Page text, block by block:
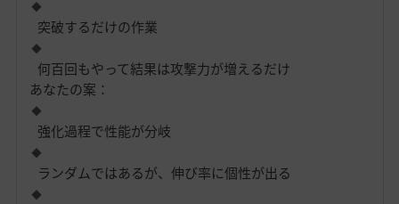
突破するだけの作業
何百回もやって結果は攻撃力が増えるだけ
あなたの案：
強化過程で性能が分岐
ランダムではあるが、伸び率に個性が出る